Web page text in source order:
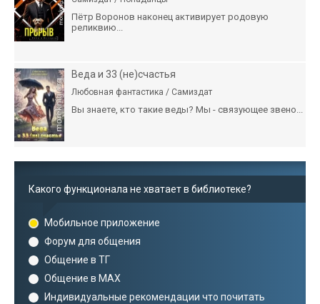
Пётр Воронов наконец активирует родовую
реликвию...
Веда и 33 (не)счастья
Любовная фантастика / Самиздат
Вы знаете, кто такие веды? Мы - связующее звено...
Какого функционала не хватает в библиотеке?
Мобильное приложение
Форум для общения
Общение в ТГ
Общение в MAX
Индивидуальные рекомендации что почитать